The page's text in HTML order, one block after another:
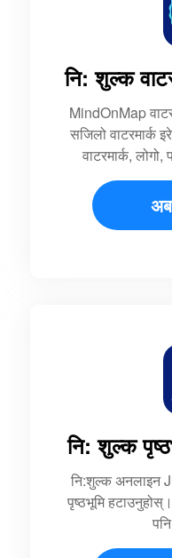
नि: शुल्क
MindOnMap
सजिलो वाटरमार्क
वाटरमार्क,
नि: शुल्क
नि:शुल्क अनलाइन
पृष्ठभूमि